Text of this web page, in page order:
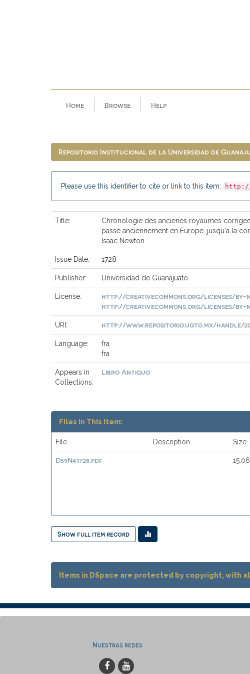
Home Browse Help
Repositorio Institucional de la Universidad de
Please use this identifier to cite or link to this item: http://
Title:
Chronologie des ancienes royaumes
passé anciennement en Europe, jusqu'a la
Isaac Newton.
Issue Date: 1728
Publisher: Universidad de Guanajuato
License:
http://creativecommons.org/licenses/by-
http://creativecommons.org/licenses/by-
URI: http://www.repositorio.ugto.mx/handle/
Language:
fra
fra
Appears in
Collections:
Libro Antiguo
Files in This Item:
File Description Size
D59N41728.pdf
Show full item record
Items in DSpace are protected by copyright, with
Nuestras redes